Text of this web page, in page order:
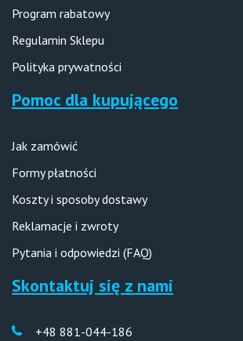
Program rabatowy
Regulamin Sklepu
Polityka prywatności
Pomoc dla kupującego
Jak zamówić
Formy płatności
Koszty i sposoby dostawy
Reklamacje i zwroty
Pytania i odpowiedzi (FAQ)
Skontaktuj się z nami
+48 881-044-186